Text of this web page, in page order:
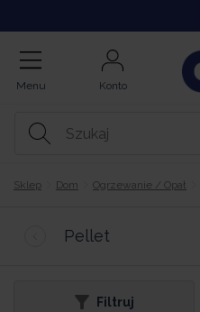
Menu Konto
Sklep Dom Ogrzewanie / Opał
Pellet
Filtruj